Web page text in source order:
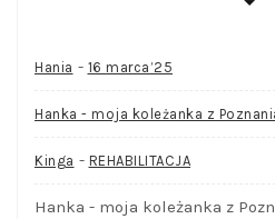
Hania - 16 marca’25
Hanka - moja koleżanka z
Kinga - REHABILITACJA
Hanka - moja koleżanka z